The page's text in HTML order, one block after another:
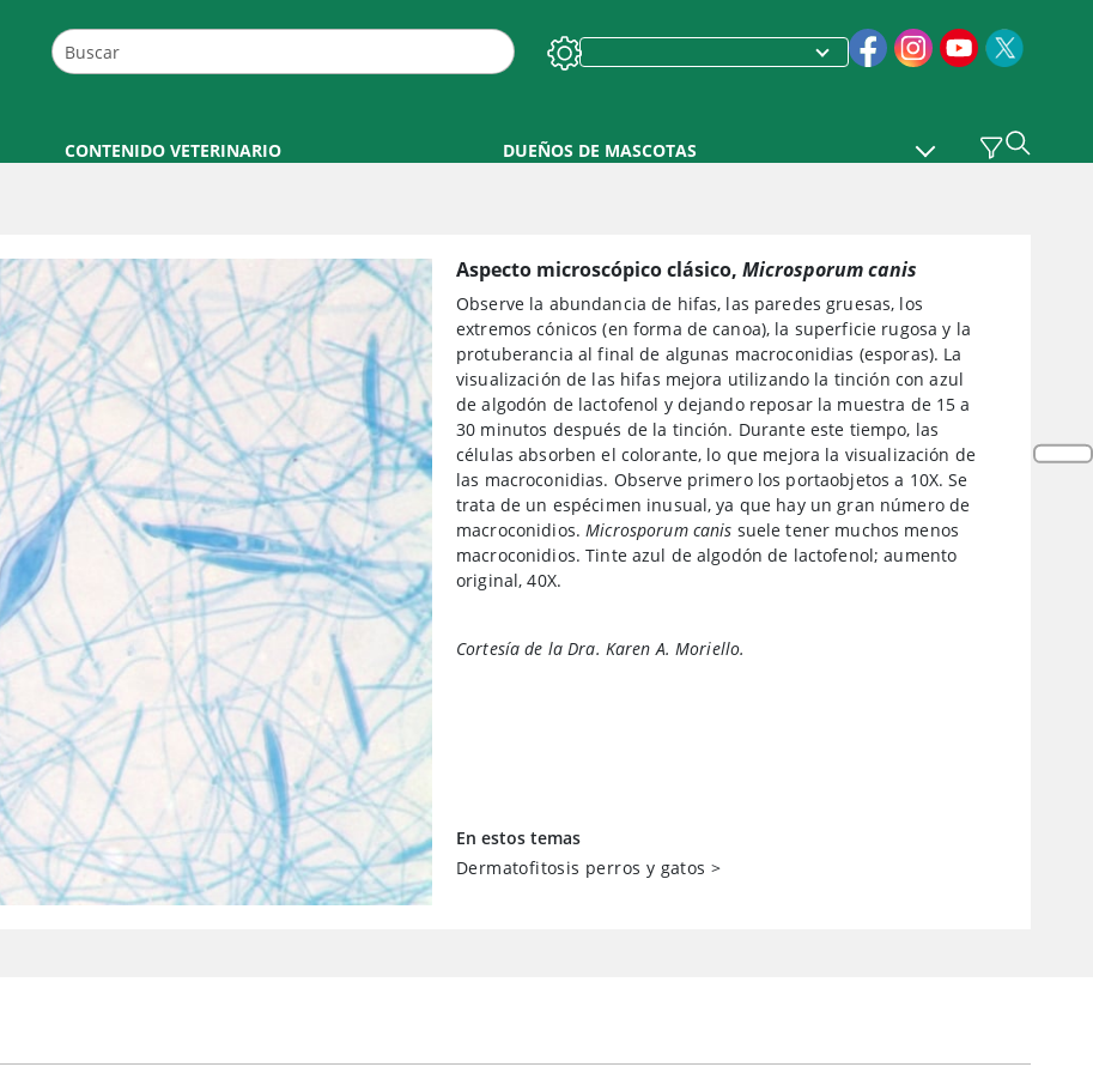
CONTENIDO VETERINARIO DUEÑOS DE MASCOTAS
Aspecto microscópico clásico, Microsporum canis
Observe la abundancia de hifas, las paredes gruesas, los
extremos cónicos (en forma de canoa), la superficie rugosa y la
protuberancia al final de algunas macroconidias (esporas). La
visualización de las hifas mejora utilizando la tinción con azul
de algodón de lactofenol y dejando reposar la muestra de 15 a
30 minutos después de la tinción. Durante este tiempo, las
células absorben el colorante, lo que mejora la visualización de
las macroconidias. Observe primero los portaobjetos a 10X. Se
trata de un espécimen inusual, ya que hay un gran número de
macroconidios.Microsporum canis suele tener muchos menos
macroconidios. Tinte azul de algodón de lactofenol; aumento
original, 40X.
Cortesía de la Dra. Karen A. Moriello.
En estos temas
Dermatofitosis perros y gatos >